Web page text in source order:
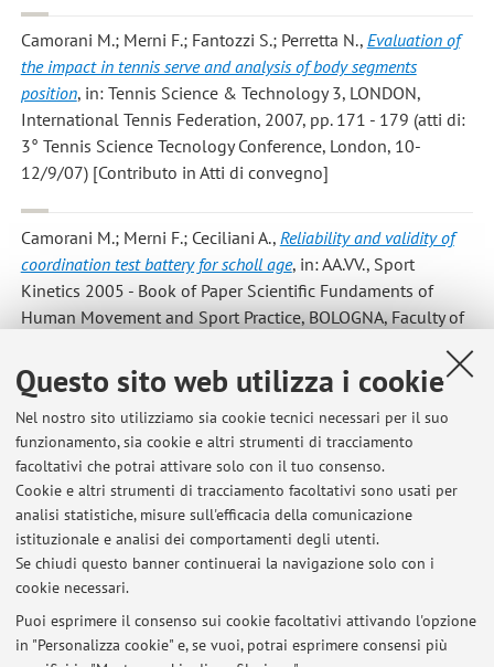
Questo sito web utilizza i cookie
Nel nostro sito utilizziamo sia cookie tecnici necessari per il suo
funzionamento, sia cookie e altri strumenti di tracciamento
facoltativi che potrai attivare solo con il tuo consenso.
Cookie e altri strumenti di tracciamento facoltativi sono usati per
analisi statistiche, misure sull'efficacia della comunicazione
istituzionale e analisi dei comportamenti degli utenti.
Se chiudi questo banner continuerai la navigazione solo con i
cookie necessari.
Puoi esprimere il consenso sui cookie facoltativi attivando l'opzione
in "Personalizza cookie" e, se vuoi, potrai esprimere consensi più
Camorani M.; Merni F.; Fantozzi S.; Perretta N., Evaluation of
the impact in tennis serve and analysis of body segments
position, in: Tennis Science & Technology 3, LONDON,
International Tennis Federation, 2007, pp. 171 - 179 (atti di:
3° Tennis Science Tecnology Conference, London, 10-
12/9/07) [Contributo in Atti di convegno]
Camorani M.; Merni F.; Ceciliani A., Reliability and validity of
coordination test battery for scholl age, in: AA.VV., Sport
Kinetics 2005 - Book of Paper Scientific Fundaments of
Human Movement and Sport Practice, BOLOGNA, Faculty of
pp. 242 - 244 (atti di: 9th International Scientific Conference
IASK Sport Kinetics 2005 Scientific Fundaments of Human
Movement and Sport Practice, Rimini, Italy, September 16th
- 18th, 2005) [Contributo in Atti di convegno]
Pubblicazioni antecedenti il 2004